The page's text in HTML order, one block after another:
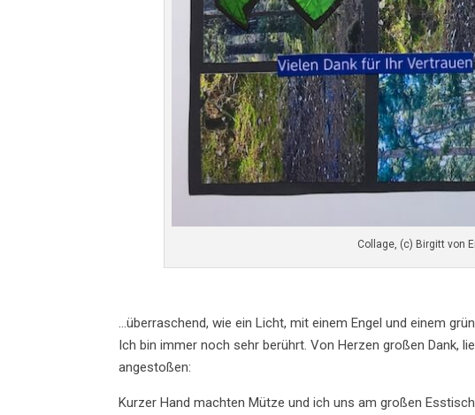
Collage, (c) Birgitt von
…überraschend, wie ein Licht, mit einem Engel und einem
Ich bin immer noch sehr berührt. Von Herzen großen Dank,
angestoßen:
Kurzer Hand machten Mütze und ich uns am großen